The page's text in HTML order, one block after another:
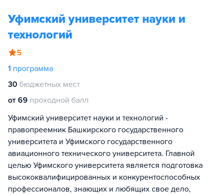
Уфимский университет науки и
технологий
5
1 программа
30 бюджетных мест
от 69 проходной балл
Уфимский университет науки и технологий -
правопреемник Башкирского государственного
университета и Уфимского государственного
авиационного технического университета. Главной
целью Уфимского университета является подготовка
высококвалифицированных и конкурентоспособных
профессионалов, знающих и любящих свое дело,